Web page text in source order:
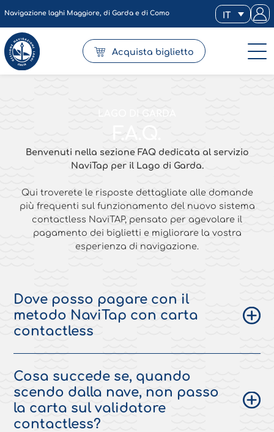
Navigazione laghi Maggiore, di Garda e di Como IT
Acquista biglietto
LAGO DI GARDA
F.A.Q.
Benvenuti nella sezione FAQ dedicata al servizio
NaviTapper il Lago di Garda.
Qui troverete le risposte dettagliate alle domande
più frequenti sul funzionamento del nuovo sistema
contactless NaviTAP, pensato per agevolare il
pagamento dei biglietti e migliorare la vostra
esperienza di navigazione.
Dove posso pagare con il
metodo NaviTap con carta
contactless
Cosa succede se, quando
scendo dalla nave, non passo
la carta sul validatore
contactless?